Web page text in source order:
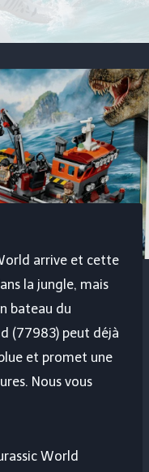
arrive et cette
la jungle, mais
bateau du
(77983) peut déjà
et promet une
Nous vous
World